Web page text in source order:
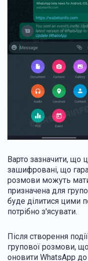
Варто зазначити, що
зашифровані, що
розмови можуть
призначена для
буде ділитися цими
потрібно з'ясувати.
Після створення
групової розмови,
оновити WhatsApp до